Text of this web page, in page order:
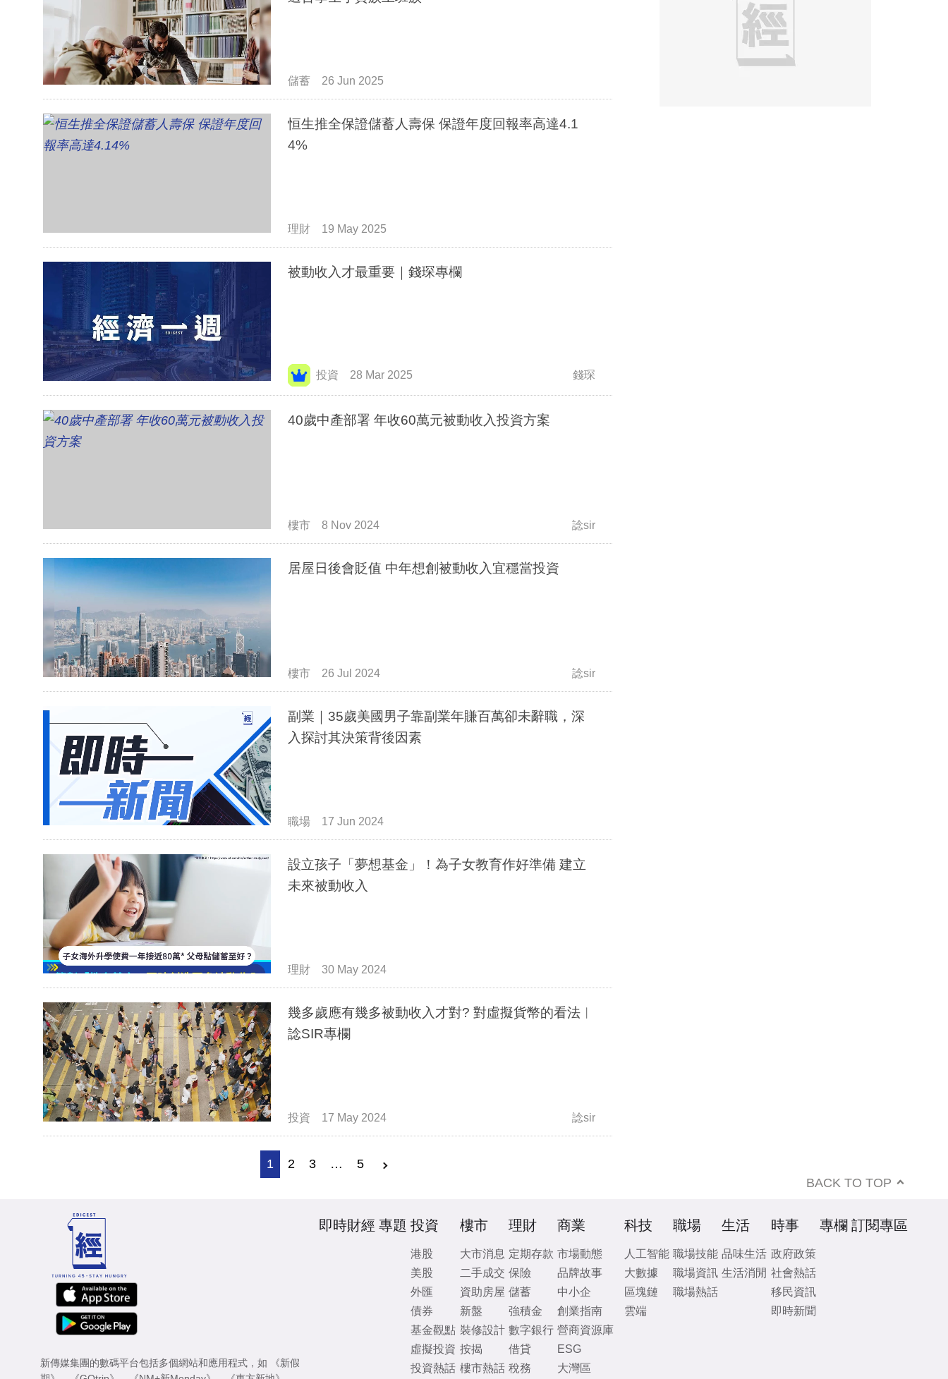
儲蓄 26 Jun 2025
恒生推全保證儲蓄人壽保 保證年度回報率高達4.1
4%
理財 19 May 2025
被動收入才最重要｜錢琛專欄
投資 28 Mar 2025 錢琛
40歲中產部署 年收60萬元被動收入投資方案
樓市 8 Nov 2024 諗sir
居屋日後會貶值 中年想創被動收入宜穩當投資
樓市 26 Jul 2024 諗sir
副業｜35歲美國男子靠副業年賺百萬卻未辭職，深
入探討其決策背後因素
職場 17 Jun 2024
設立孩子「夢想基金」！為子女教育作好準備 建立
未來被動收入
理財 30 May 2024
幾多歲應有幾多被動收入才對? 對虛擬貨幣的看法︳
諗SIR專欄
投資 17 May 2024 諗sir
1 2 3 … 5
BACK TO TOP
新傳媒集團的數碼平台包括多個網站和應用程式，如
《新假
即時財經 專題 投資
港股
美股
外匯
債券
基金觀點
虛擬投資
投資熱話
樓市
大市消息
二手成交
資助房屋
新盤
裝修設計
按揭
樓市熱話
理財
定期存款
保險
儲蓄
強積金
數字銀行
借貸
稅務
商業
市場動態
品牌故事
中小企
創業指南
營商資源庫
ESG
大灣區
科技
人工智能
大數據
區塊鏈
雲端
職場
職場技能
職場資訊
職場熱話
生活
品味生活
生活消閒
時事
政府政策
社會熱話
移民資訊
即時新聞
專欄 訂閱專區